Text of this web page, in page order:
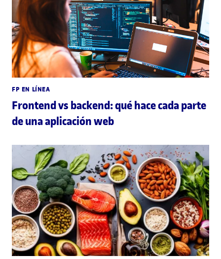
FP EN LÍNEA
Frontend vs backend: qué hace cada parte
de una aplicación web